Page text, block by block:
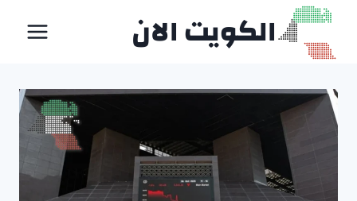
التجاوز
المحتوى
الكويت الان